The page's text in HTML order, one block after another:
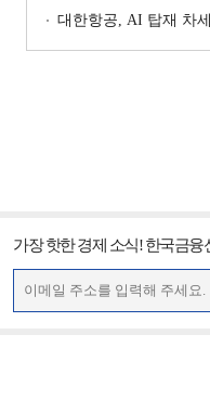
대한항공, AI 탑재 차
가장 핫한 경제 소식! 한국금융